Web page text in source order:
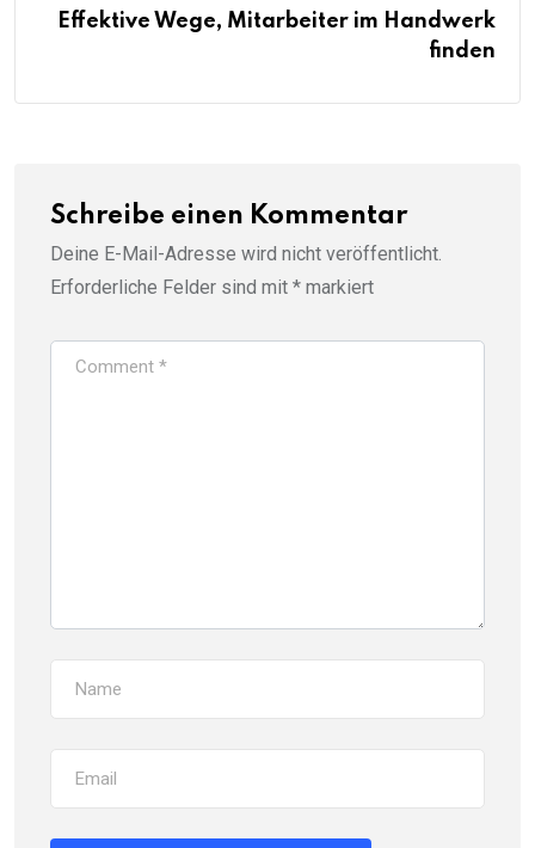
Effektive Wege, Mitarbeiter im Handwerk
finden
Schreibe einen Kommentar
Deine E-Mail-Adresse wird nicht veröffentlicht.
Erforderliche Felder sind mit * markiert